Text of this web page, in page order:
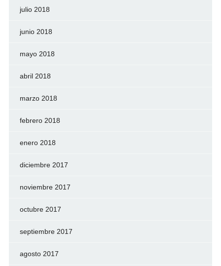
julio 2018
junio 2018
mayo 2018
abril 2018
marzo 2018
febrero 2018
enero 2018
diciembre 2017
noviembre 2017
octubre 2017
septiembre 2017
agosto 2017